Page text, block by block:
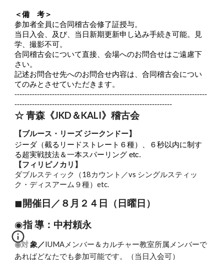
＜備 考＞
参加者全員に合同稽古会修了証授与。
当日入会、及び、当日新期更新申し込み手続き可能。見
学、撮影不可。
合同稽古会について直接、会場へのお問合せはご遠慮下
さい。
記述お問合せ先へのお問合せ内容は、合同稽古会につい
てのみとさせていただきます。
-----------------------------------------------------------------------------
---------------------------------------------------------------
☆ 青森《JKD＆KALI》稽古会
【ブルース・リーズ ジークンドー】
ジーダ（截るリードストレート６種）、６秒以内に制す
る超実戦技法＆一本スパーリング etc.
【フィリピノカリ】
ダブルスティック（18カウント／vs シングルスティッ
ク・ディスアーム９種）etc.
◼︎ 開催日／８月２４日（日曜日）
◉指 導：中村頼永
◉対 象／IUMAメンバー＆カルチャー教室所属メンバーで
あればどなたでも参加可能です。（当日入会可）